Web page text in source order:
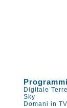
Digitale
Sky
Domani in TV